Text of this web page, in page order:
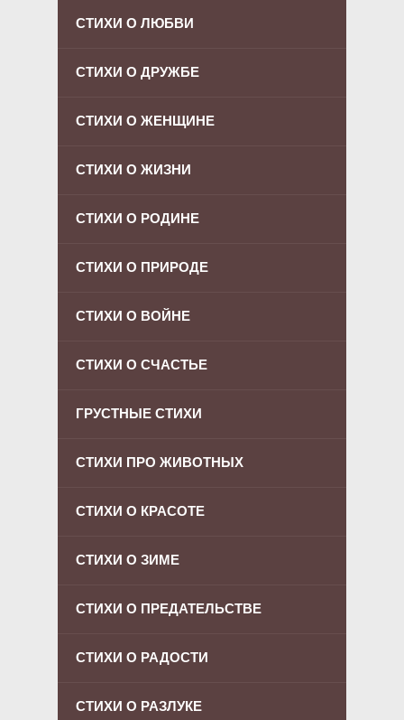
СТИХИ О ЛЮБВИ
СТИХИ О ДРУЖБЕ
СТИХИ О ЖЕНЩИНЕ
СТИХИ О ЖИЗНИ
СТИХИ О РОДИНЕ
СТИХИ О ПРИРОДЕ
СТИХИ О ВОЙНЕ
СТИХИ О СЧАСТЬЕ
ГРУСТНЫЕ СТИХИ
СТИХИ ПРО ЖИВОТНЫХ
СТИХИ О КРАСОТЕ
СТИХИ О ЗИМЕ
СТИХИ О ПРЕДАТЕЛЬСТВЕ
СТИХИ О РАДОСТИ
СТИХИ О РАЗЛУКЕ